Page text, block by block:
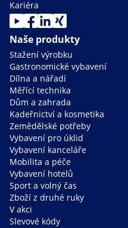
Kariéra
Naše produkty
Stažení výrobku
Gastronomické vybavení
Dílna a nářadí
Měřící technika
Dům a zahrada
Kadeřnictví a kosmetika
Zemědělské potřeby
Vybavení pro úklid
Vybavení kanceláře
Mobilita a péče
Vybavení hotelů
Sport a volný čas
Zboží z druhé ruky
V akci
Slevové kódy